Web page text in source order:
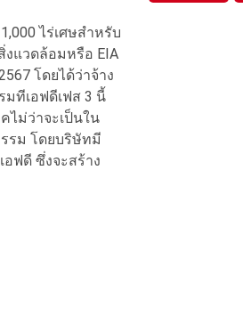
ไร่เศษสำหรับ
งแวดล้อมหรือ EIA
โดยได้ว่าจ้าง
มทีเอฟดีเฟส 3 นี้
ไม่ว่าจะเป็นใน
รม โดยบริษัทมี
ฟดี ซึ่งจะสร้าง